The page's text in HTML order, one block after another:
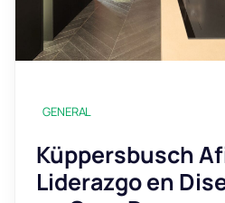
GENERAL
Küppersbusch
Liderazgo en